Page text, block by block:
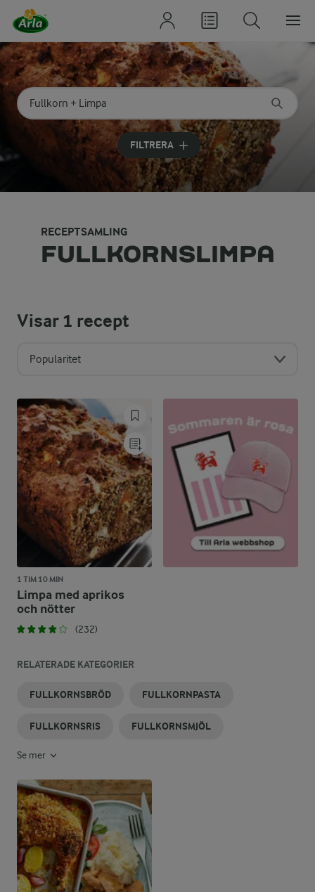
Sök på kategori eller ingrediens
Skriv in sökord för att få förslag
FILTRERA
RECEPTSAMLING
FULLKORNSLIMPA
Visar1 recept
Popularitet
1 TIM 10 MIN
Limpa med aprikos
och nötter
(232)
RELATERADE KATEGORIER
FULLKORNSBRÖD FULLKORNPASTA
FULLKORNSRIS FULLKORNSMJÖL
Se mer